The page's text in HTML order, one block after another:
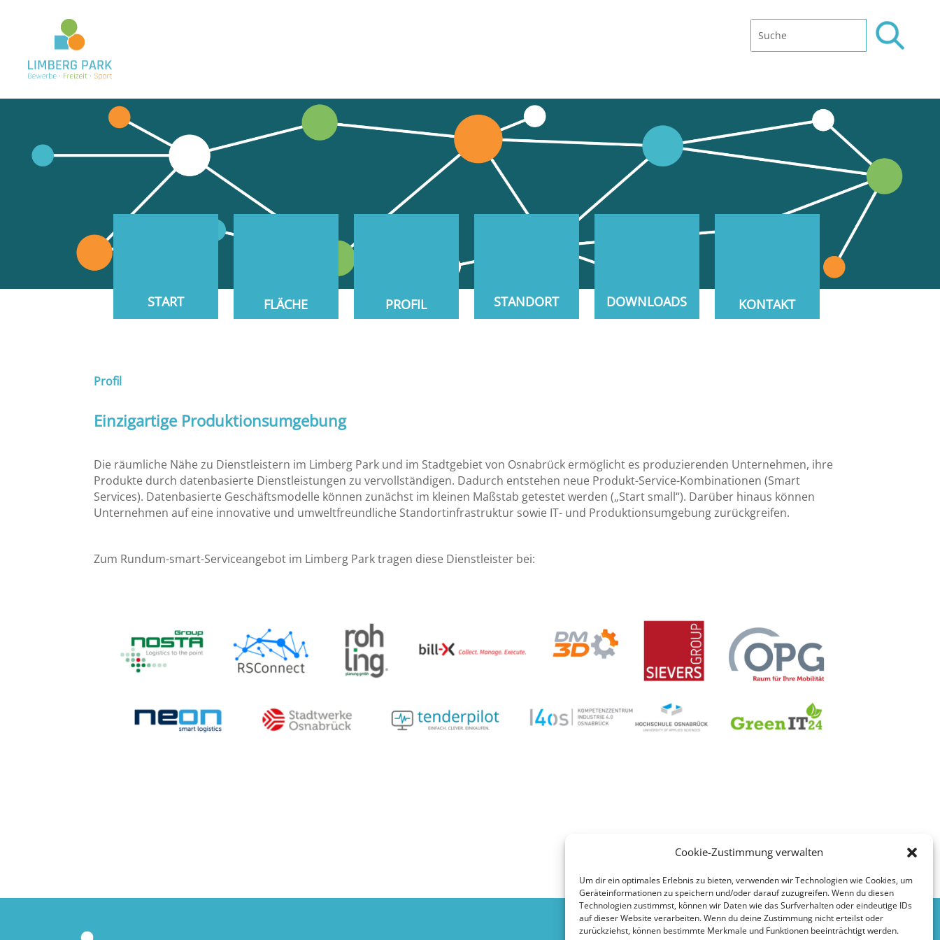
Cookie-Zustimmung verwalten
Um dir ein optimales Erlebnis zu bieten, verwenden wir Technologien wie Cookies, um
Geräteinformationen zu speichern und/oder darauf zuzugreifen. Wenn du diesen
Technologien zustimmst, können wir Daten wie das Surfverhalten oder eindeutige IDs
auf dieser Website verarbeiten. Wenn du deine Zustimmung nicht erteilst oder
zurückziehst, können bestimmte Merkmale und Funktionen beeinträchtigt werden.
START FLÄCHE PROFIL STANDORT DOWNLOADS KONTAKT
Profil
Einzigartige Produktionsumgebung
Die räumliche Nähe zu Dienstleistern im Limberg Park und im Stadtgebiet von Osnabrück ermöglicht es produzierenden Unternehmen, ihre
Produkte durch datenbasierte Dienstleistungen zu vervollständigen. Dadurch entstehen neue Produkt-Service-Kombinationen (Smart
Services). Datenbasierte Geschäftsmodelle können zunächst im kleinen Maßstab getestet werden („Start small“). Darüber hinaus können
Unternehmen auf eine innovative und umweltfreundliche Standortinfrastruktur sowie IT- und Produktionsumgebung zurückgreifen.
Zum Rundum-smart-Serviceangebot im Limberg Park tragen diese Dienstleister bei: